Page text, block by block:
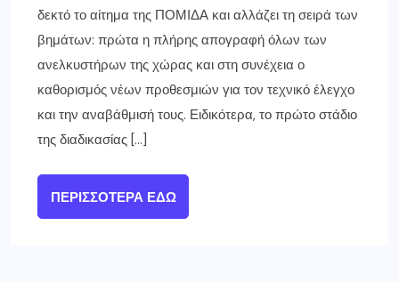
δεκτό το αίτημα της ΠΟΜΙΔΑ και αλλάζει τη σειρά των
βημάτων: πρώτα η πλήρης απογραφή όλων των
ανελκυστήρων της χώρας και στη συνέχεια ο
καθορισμός νέων προθεσμιών για τον τεχνικό έλεγχο
και την αναβάθμισή τους. Ειδικότερα, το πρώτο στάδιο
της διαδικασίας […]
ΠΕΡΙΣΣΌΤΕΡΑ ΕΔΏ